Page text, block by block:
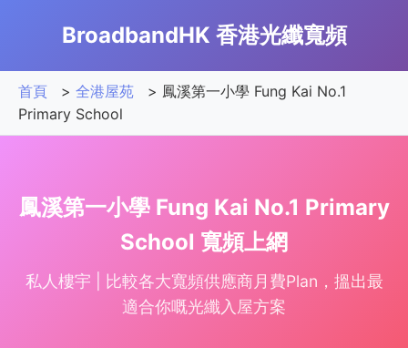
BroadbandHK 香港光纖寬頻
首頁 > 全港屋苑 > 鳳溪第一小學 Fung Kai No.1
Primary School
鳳溪第一小學 Fung Kai No.1 Primary
School 寬頻上網
私人樓宇 | 比較各大寬頻供應商月費Plan，搵出最
適合你嘅光纖入屋方案